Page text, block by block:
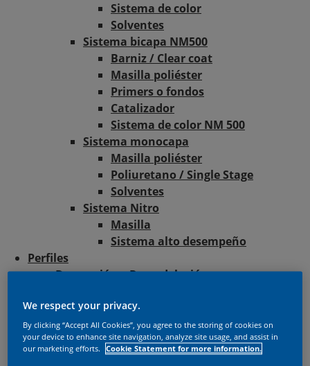
Sistema de color
Solventes
Sistema bicapa NM500
Barniz / Clear coat
Masilla poliéster
Primers o fondos
Catalizador
Sistema de color NM 500
Sistema monocapa
Masilla poliéster
Poliuretano / Single Stage
Solventes
Sistema Nitro
Masilla
Sistema alto desempeño
Perfiles
Decoración y Remodelación
Descubre nuestros productos
Soluciones para la Construcción
En perspectiva
Descubre nuestros productos
We respect your privacy.
By clicking “Accept All Cookies”, you agree to the storing of cookies on
your device to enhance site navigation, analyze site usage, and assist in
our marketing efforts.
Cookie Statement for more information.